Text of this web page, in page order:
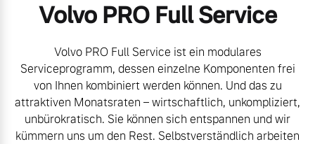
Geschäftskunden
Editionsmodelle
Aktuelle Zubehörangebote
Zubehörkatalog
Volvo PRO Full Service
Volvo PRO Full Service ist ein modulares
Serviceprogramm, dessen einzelne Komponenten frei
von Ihnen kombiniert werden können. Und das zu
attraktiven Monatsraten – wirtschaftlich, unkompliziert,
unbürokratisch. Sie können sich entspannen und wir
kümmern uns um den Rest. Selbstverständlich arbeiten